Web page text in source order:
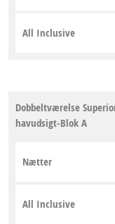
All Inclusive
Dobbeltværelse
havudsigt-Blok A
Nætter
All Inclusive